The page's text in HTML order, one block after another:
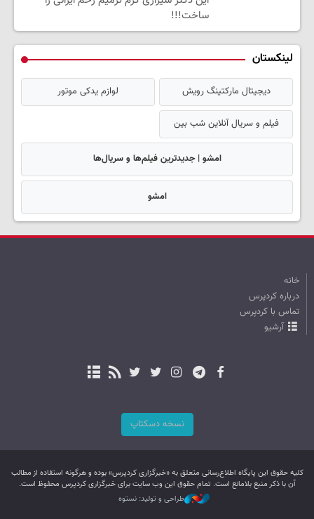
ساخت!!!
لینکستان
دیجیتال مارکتینگ رویش لوازم یدکی موتور
فیلم و سریال آنلاین شب بین
امشو | جدیدترین فیلم‌ها و سریال‌ها
امشو
خانه
درباره کردپرس
تماس با کردپرس
آرشیو
نسخه دسکتاپ
کليه حقوق اين پایگاه اطلاع‌رسانی متعلق به «خبرگزاری کردپرس» بوده و هرگونه استفاده از مطالب
آن با ذکر منبع بلامانع است. تمام حقوق این وب سایت برای خبرگزاری کردپرس محفوظ است.
طراحی و تولید: نستوه